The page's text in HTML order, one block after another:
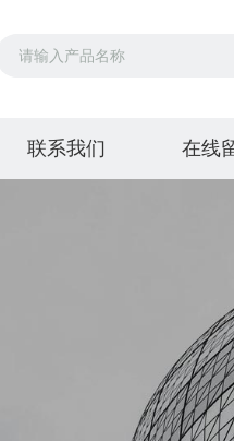
联系我们 在线